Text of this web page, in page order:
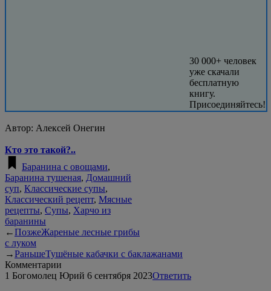
30 000+ человек
уже скачали
бесплатную
книгу.
Присоединяйтесь!
Автор: Алексей Онегин
Кто это такой?..
Баранина с овощами,
Баранина тушеная, Домашний
суп, Классические супы,
Классический рецепт, Мясные
рецепты, Супы, Харчо из
баранины
←ПозжеЖареные лесные грибы
с луком
→РаньшеТушёные кабачки с баклажанами
Комментарии
1 Богомолец Юрий 6 сентября 2023Ответить